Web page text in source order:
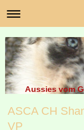
Aussies vom
ASCA CH
VP